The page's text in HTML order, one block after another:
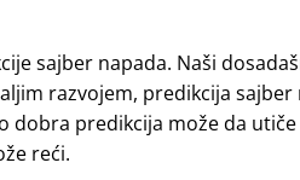
sajber napada. Naši
razvojem, predikcija sajber
dobra predikcija može da
reći.